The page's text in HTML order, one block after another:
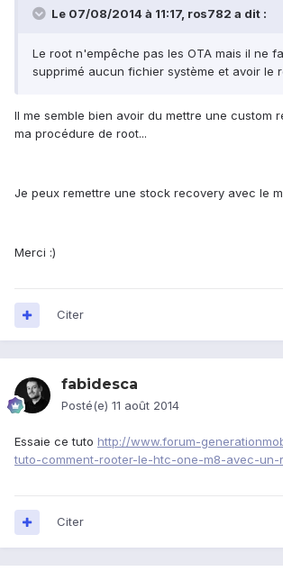
Le 07/08/2014 à 11:17, ros782 a dit :
Le root n'empêche pas les OTA mais il ne
supprimé aucun fichier système et avoir le
Il me semble bien avoir du mettre une custom
ma procédure de root...
Je peux remettre une stock recovery avec le
Merci :)
Citer
fabidesca
Posté(e) 11 août 2014
Essaie ce tuto http://www.forum-
tuto-comment-rooter-le-htc-one-m8-avec-un-
Citer